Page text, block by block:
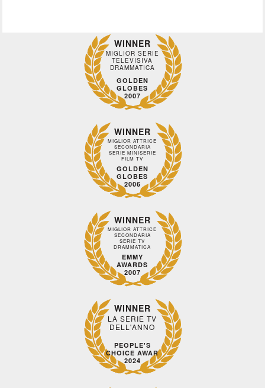
WINNER
MIGLIOR SERIE
TELEVISIVA
DRAMMATICA
GOLDEN
GLOBES
2007
WINNER
MIGLIOR ATTRICE
SECONDARIA
SERIE MINISERIE
FILM TV
GOLDEN
GLOBES
2006
WINNER
MIGLIOR ATTRICE
SECONDARIA
SERIE TV
DRAMMATICA
EMMY
AWARDS
2007
WINNER
LA SERIE TV
DELL'ANNO
PEOPLE'S
CHOICE AWAR
2024